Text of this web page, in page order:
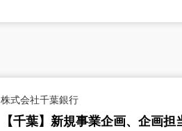
株式会社千葉銀行
【千葉】新規事業企画、企画担